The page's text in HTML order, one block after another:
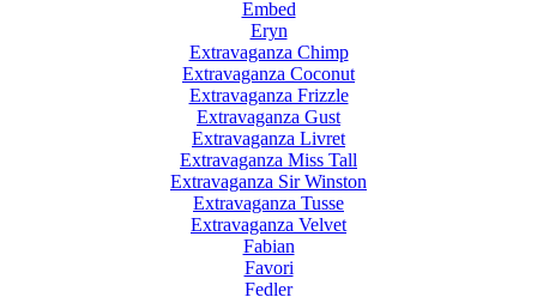
Embed
Eryn
Extravaganza Chimp
Extravaganza Coconut
Extravaganza Frizzle
Extravaganza Gust
Extravaganza Livret
Extravaganza Miss Tall
Extravaganza Sir Winston
Extravaganza Tusse
Extravaganza Velvet
Fabian
Favori
Fedler